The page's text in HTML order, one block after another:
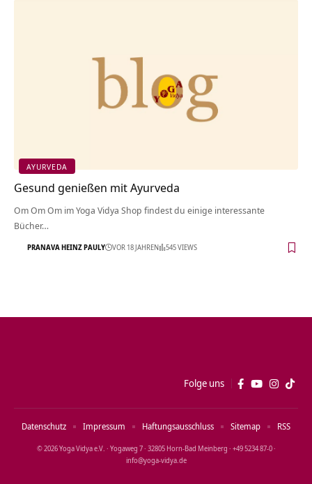
AYURVEDA
Gesund genießen mit Ayurveda
Om Om Om im Yoga Vidya Shop findest du einige interessante
Bücher…
PRANAVA HEINZ PAULY VOR 18 JAHREN 545 VIEWS
Folge uns
© 2026 Yoga Vidya e.V. · Yogaweg 7 · 32805 Horn‑Bad Meinberg · +49 5234 87‑0 ·
info@yoga‑vidya.de
Datenschutz Impressum Haftungsausschluss Sitemap RSS